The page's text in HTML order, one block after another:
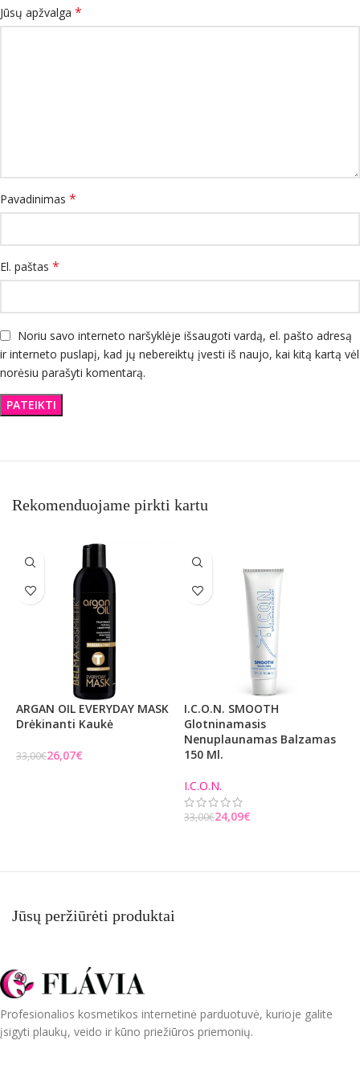
Jūsų apžvalga *
Pavadinimas *
El. paštas *
Noriu savo interneto naršyklėje išsaugoti vardą, el. pašto adresą
ir interneto puslapį, kad jų nebereiktų įvesti iš naujo, kai kitą kartą vėl
norėsiu parašyti komentarą.
Rekomenduojame pirkti kartu
ARGAN OIL EVERYDAY MASK
Drėkinanti Kaukė
33,00€26,07€
I.C.O.N. SMOOTH
Glotninamasis
Nenuplaunamas Balzamas
150 Ml.
I.C.O.N.
33,00€24,09€
Jūsų peržiūrėti produktai
Profesionalios kosmetikos internetinė parduotuvė, kurioje galite
įsigyti plaukų, veido ir kūno priežiūros priemonių.